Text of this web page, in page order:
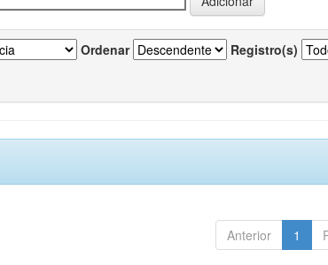
Ordenar Registro(s)
Anterior 1